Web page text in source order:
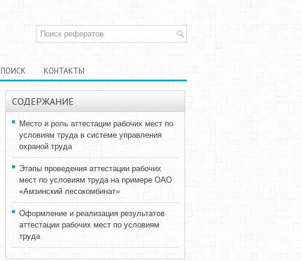
ПОИСК КОНТАКТЫ
СОДЕРЖАНИЕ
Место и роль аттестации рабочих мест по
условиям труда в системе управления
охраной труда
Этапы проведения аттестации рабочих
мест по условиям труда на примере ОАО
«Амзинский лесокомбинат»
Оформление и реализация результатов
аттестации рабочих мест по условиям
труда